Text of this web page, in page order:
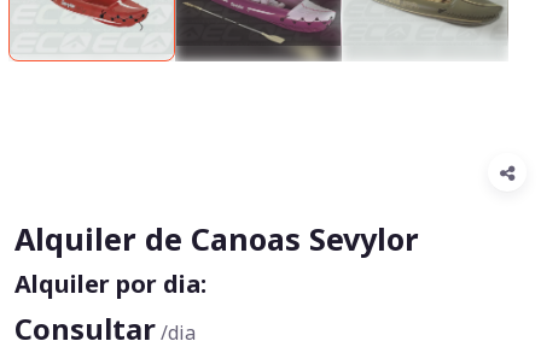
Alquiler de Canoas Sevylor
Alquiler por dia:
Consultar/dia